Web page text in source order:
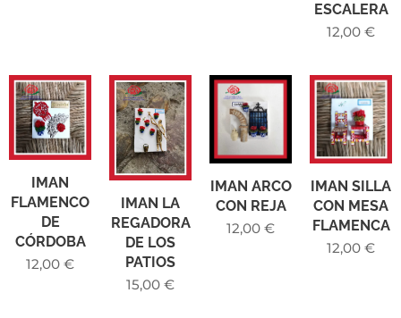
ESCALERA
12,00 €
IMAN
FLAMENCO
DE
CÓRDOBA
12,00 €
IMAN LA
REGADORA
DE LOS
PATIOS
15,00 €
IMAN ARCO
CON REJA
12,00 €
IMAN SILLA
CON MESA
FLAMENCA
12,00 €